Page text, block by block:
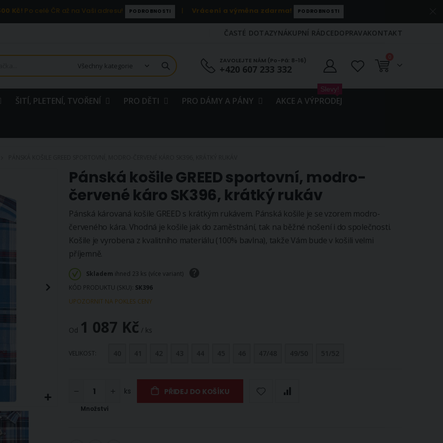
Kč! Po celé ČR až na Vaši adresu! PODROBNOSTI | Vrácení a výměna zdarma! PODROBNOSTI
ČASTÉ DOTAZYNÁKUPNÍ RÁDCEDOPRAVAKONTAKT
ZAVOLEJTE NÁM (Po-Pá: 8-16)
+420 607 233 332 Košík
0položky
ŠITÍ, PLETENÍ, TVOŘENÍ PRO DĚTI PRO DÁMY A PÁNY AKCE A VÝPRODEJ
Slevy!
Pánská košile GREED sportovní, modro-
červené káro SK396, krátký rukáv
Pánská károvaná košile GREED s krátkým rukávem. Pánská košile je se vzorem modro-
červeného kára. Vhodná je košile jak do zaměstnání, tak na běžné nošení i do společnosti.
Košile je vyrobena z kvalitního materiálu (100% bavlna), takže Vám bude v košili velmi
příjemně.
Skladem ihned 23 ks (více variant)
KÓD PRODUKTU (SKU) SK396
UPOZORNIT NA POKLES CENY
Od 1 087 Kč / ks
VELIKOST
Množství
ks PŘIDEJ DO KOŠÍKU